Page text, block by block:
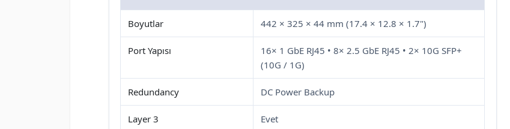
Boyutlar 442 × 325 × 44 mm (17.4 × 12.8 × 1.7")
Port Yapısı
16× 1 GbE RJ45 • 8× 2.5 GbE RJ45 • 2× 10G SFP+
(10G / 1G)
Redundancy DC Power Backup
Layer 3 Evet